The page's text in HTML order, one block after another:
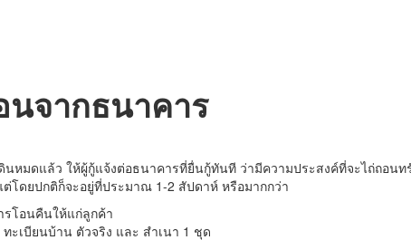
นจากธนาคาร
นหมดแล้ว ให้ผู้กู้แจ้งต่อธนาคารที่ยื่นกู้ทันที ว่ามีความประสงค์ที่จะไถ่ถอนท
ต่โดยปกติก็จะอยู่ที่ประมาณ 1-2 สัปดาห์ หรือมากกว่า
รโอนคืนให้แก่ลูกค้า
ะเบียนบ้าน ตัวจริง และ สำเนา 1 ชุด